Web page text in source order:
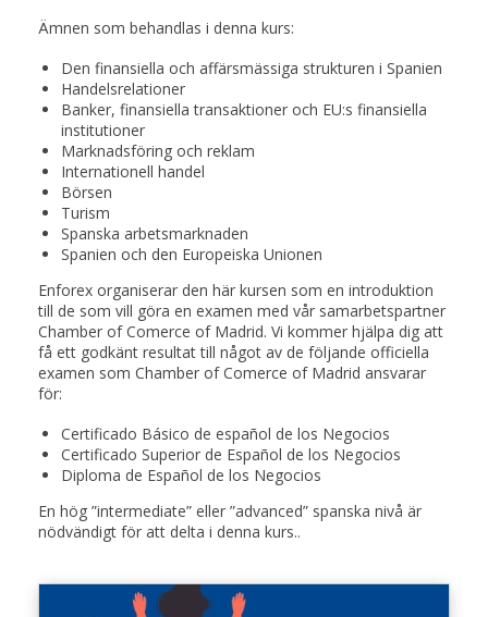
Ämnen som behandlas i denna kurs:
Den finansiella och affärsmässiga strukturen i Spanien
Handelsrelationer
Banker, finansiella transaktioner och EU:s finansiella
institutioner
Marknadsföring och reklam
Internationell handel
Börsen
Turism
Spanska arbetsmarknaden
Spanien och den Europeiska Unionen
Enforex organiserar den här kursen som en introduktion
till de som vill göra en examen med vår samarbetspartner
Chamber of Comerce of Madrid. Vi kommer hjälpa dig att
få ett godkänt resultat till något av de följande officiella
examen som Chamber of Comerce of Madrid ansvarar
för:
Certificado Básico de español de los Negocios
Certificado Superior de Español de los Negocios
Diploma de Español de los Negocios
En hög ”intermediate” eller ”advanced” spanska nivå är
nödvändigt för att delta i denna kurs..